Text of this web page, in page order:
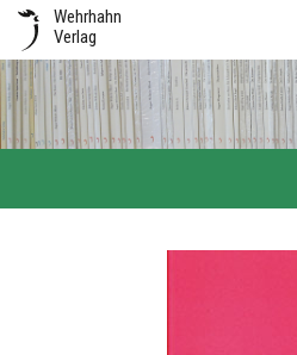
Wehrhahn
Verlag